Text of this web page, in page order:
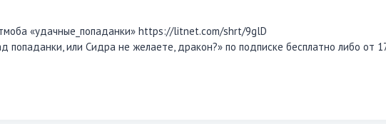
«удачные_попаданки» https://litnet.com/shrt/9glD
попаданки, или Сидра не желаете, дракон?» по подписке бесплатно либо от